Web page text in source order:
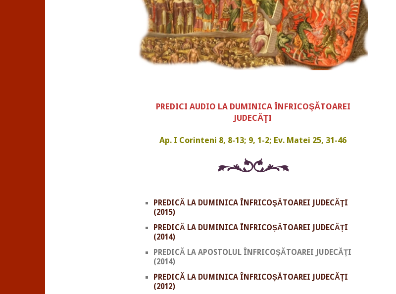
PREDICI AUDIO LA DUMINICA ÎNFRICOŞĂTOAREI
JUDECĂŢI
Ap. I Corinteni 8, 8-13; 9, 1-2; Ev. Matei 25, 31-46
PREDICĂ LA DUMINICA ÎNFRICOŞĂTOAREI JUDECĂŢI
(2015)
PREDICĂ LA DUMINICA ÎNFRICOȘĂTOAREI JUDECĂȚI
(2014)
PREDICĂ LA APOSTOLUL ÎNFRICOŞĂTOAREI JUDECĂŢI
(2014)
PREDICĂ LA DUMINICA ÎNFRICOȘĂTOAREI JUDECĂȚI
(2012)